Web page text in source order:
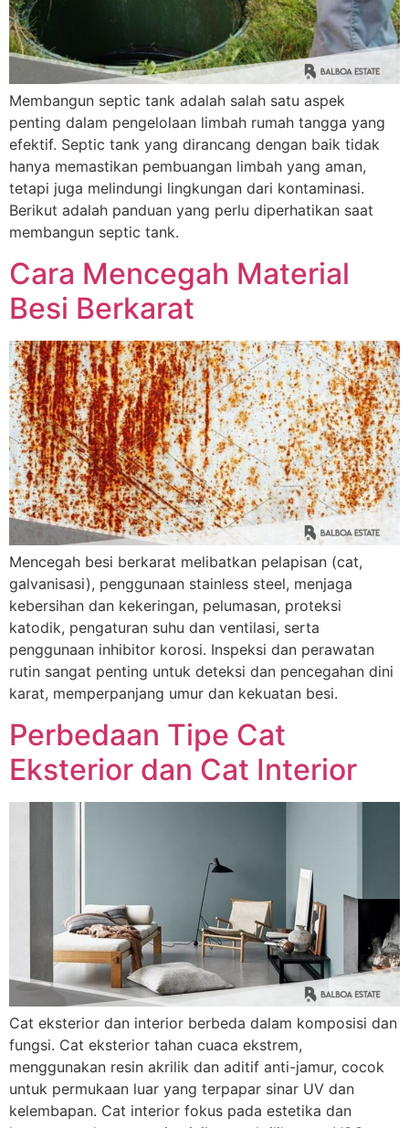
Membangun septic tank adalah salah satu aspek
penting dalam pengelolaan limbah rumah tangga yang
efektif. Septic tank yang dirancang dengan baik tidak
hanya memastikan pembuangan limbah yang aman,
tetapi juga melindungi lingkungan dari kontaminasi.
Berikut adalah panduan yang perlu diperhatikan saat
membangun septic tank.
Cara Mencegah Material
Besi Berkarat
Mencegah besi berkarat melibatkan pelapisan (cat,
galvanisasi), penggunaan stainless steel, menjaga
kebersihan dan kekeringan, pelumasan, proteksi
katodik, pengaturan suhu dan ventilasi, serta
penggunaan inhibitor korosi. Inspeksi dan perawatan
rutin sangat penting untuk deteksi dan pencegahan dini
karat, memperpanjang umur dan kekuatan besi.
Perbedaan Tipe Cat
Eksterior dan Cat Interior
Cat eksterior dan interior berbeda dalam komposisi dan
fungsi. Cat eksterior tahan cuaca ekstrem,
menggunakan resin akrilik dan aditif anti-jamur, cocok
untuk permukaan luar yang terpapar sinar UV dan
kelembapan. Cat interior fokus pada estetika dan